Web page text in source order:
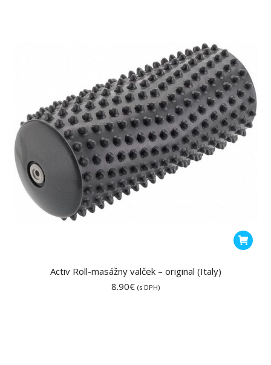
Activ Roll-masážny valček – original (Italy)
8.90€ (s DPH)